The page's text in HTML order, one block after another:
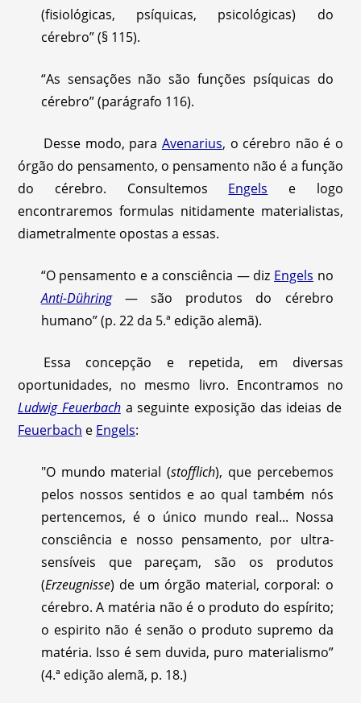
(fisiológicas, psíquicas, psicológicas) do
cérebro” (§ 115).
“As sensações não são funções psíquicas do
cérebro” (parágrafo 116).
Desse modo, para Avenarius, o cérebro não é o
órgão do pensamento, o pensamento não é a função
do cérebro. Consultemos Engels e logo
encontraremos formulas nitidamente materialistas,
diametralmente opostas a essas.
“O pensamento e a consciência — diz Engels no
Anti-Dühring— são produtos do cérebro
humano” (p. 22 da 5.ª edição alemã).
Essa concepção e repetida, em diversas
oportunidades, no mesmo livro. Encontramos no
Ludwig Feuerbacha seguinte exposição das ideias de
Feuerbach e Engels:
"O mundo material (stofflich), que percebemos
pelos nossos sentidos e ao qual também nós
pertencemos, é o único mundo real... Nossa
consciência e nosso pensamento, por ultra-
sensíveis que pareçam, são os produtos
(Erzeugnisse) de um órgão material, corporal: o
cérebro. A matéria não é o produto do espírito;
o espirito não é senão o produto supremo da
matéria. Isso é sem duvida, puro materialismo”
(4.ª edição alemã, p. 18.)